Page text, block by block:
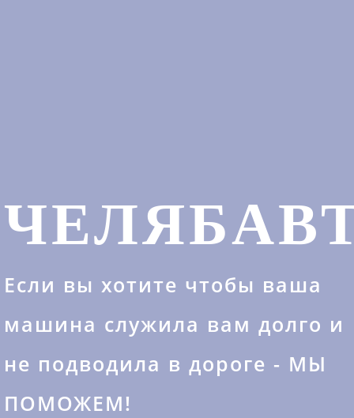
Если вы хотите чтобы ваша
машина служила вам долго и
не подводила в дороге - МЫ
ПОМОЖЕМ!